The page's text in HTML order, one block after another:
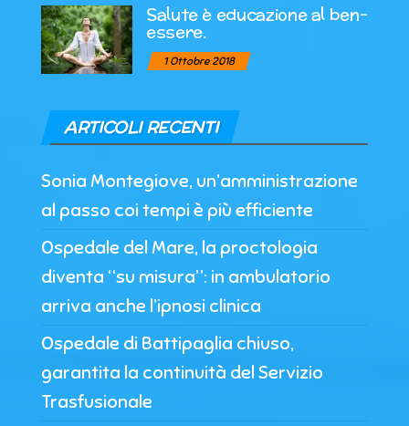
Salute è educazione al ben-
essere.
1 Ottobre 2018
ARTICOLI RECENTI
Sonia Montegiove, un’amministrazione
al passo coi tempi è più efficiente
Ospedale del Mare, la proctologia
diventa “su misura”: in ambulatorio
arriva anche l’ipnosi clinica
Ospedale di Battipaglia chiuso,
garantita la continuità del Servizio
Trasfusionale